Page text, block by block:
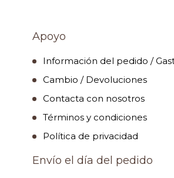
Apoyo
Información del pedido /
Cambio / Devoluciones
Contacta con nosotros
Términos y condiciones
Política de privacidad
Envío el día del pedido